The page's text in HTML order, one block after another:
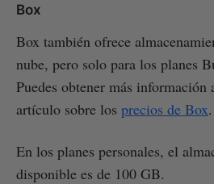
Box
Box también ofrece
nube, pero solo para los planes
Puedes obtener más información
artículo sobre los precios de Box.
En los planes personales, el
disponible es de 100 GB.